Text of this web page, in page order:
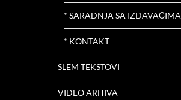
* SARADNJA SA IZDAVAČIMA
* KONTAKT
SLEM TEKSTOVI
VIDEO ARHIVA